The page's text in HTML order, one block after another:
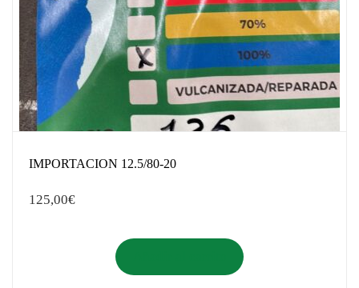
IMPORTACION 12.5/80-20
125,00€